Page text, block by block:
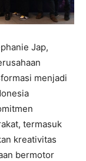
Jap,
menjadi
termasuk
kreativitas
bermotor